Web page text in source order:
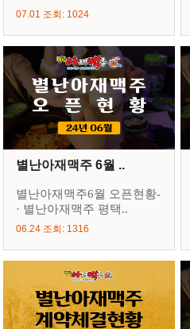
07.01 조회: 1024
별난아재맥주 6월 ..
별난아재맥주6월 오픈현황-
· 별난아재맥주 평택..
06.24 조회: 1316